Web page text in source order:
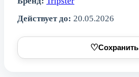
Действует до: 20.05.2026
♡Сохранить